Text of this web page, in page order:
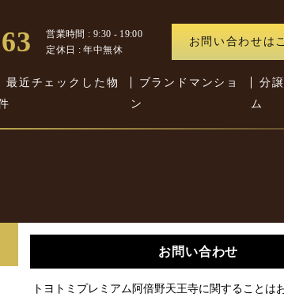
営業時間 : 9:30 - 19:00
定休日 : 年中無休
お問い合わせは
最近チェックした物
ブランドマンショ
ン
分
ム
お問い合わせ
トヨトミプレミアム阿倍野天王寺に関することは